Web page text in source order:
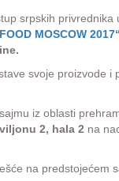
srpskih privrednika
MOSCOW 2017“
svoje proizvode i
iz oblasti
2, hala 2 na
na predstojećem